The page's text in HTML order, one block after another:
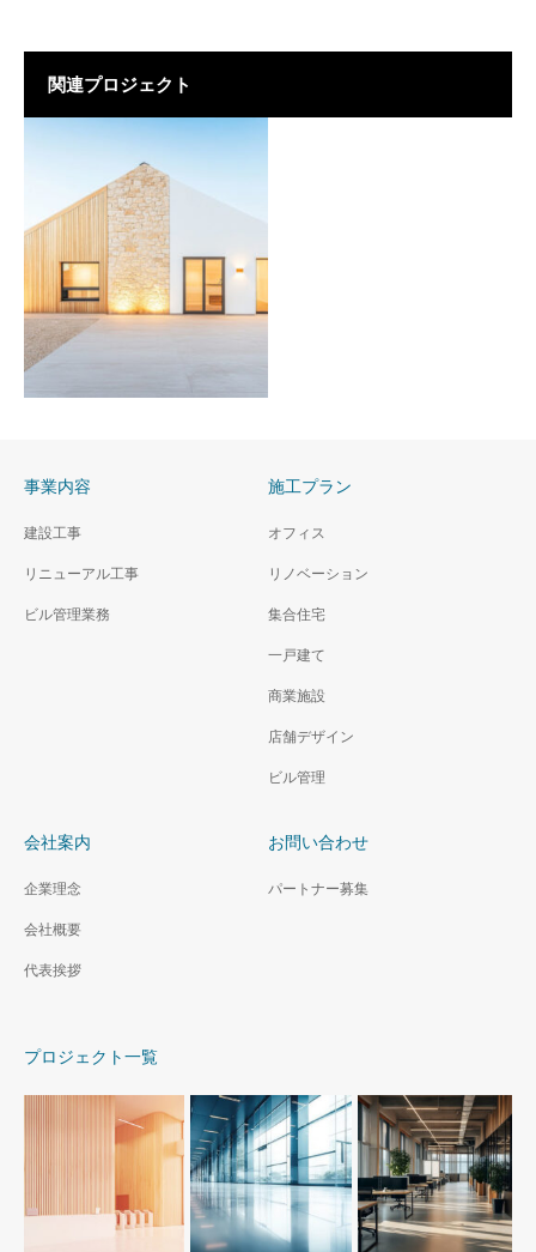
関連プロジェクト
戸建て住宅
一戸建て 外壁工事／内装工事
事業内容
建設工事
リニューアル工事
ビル管理業務
施工プラン
オフィス
リノベーション
集合住宅
一戸建て
商業施設
店舗デザイン
ビル管理
会社案内
企業理念
会社概要
代表挨拶
お問い合わせ
パートナー募集
プロジェクト一覧